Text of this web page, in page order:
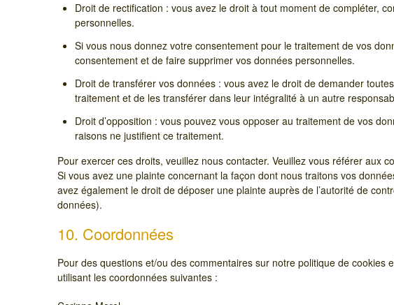
Droit de rectification : vous avez le droit à tout moment de compléter,
personnelles.
Si vous nous donnez votre consentement pour le traitement de vos
consentement et de faire supprimer vos données personnelles.
Droit de transférer vos données : vous avez le droit de demander
traitement et de les transférer dans leur intégralité à un autre
Droit d’opposition : vous pouvez vous opposer au traitement de vos
raisons ne justifient ce traitement.
Pour exercer ces droits, veuillez nous contacter. Veuillez vous référer aux
Si vous avez une plainte concernant la façon dont nous traitons vos
avez également le droit de déposer une plainte auprès de l’autorité de
données).
10. Coordonnées
Pour des questions et/ou des commentaires sur notre politique de cookies
utilisant les coordonnées suivantes :